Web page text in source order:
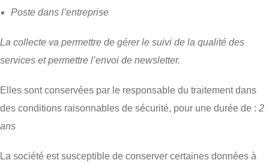
Poste dans l’entreprise
La collecte va permettre de gérer le suivi de la qualité des
services et permettre l’envoi de newsletter.
Elles sont conservées par le responsable du traitement dans
des conditions raisonnables de sécurité, pour une durée de : 2
ans
La société est susceptible de conserver certaines données à